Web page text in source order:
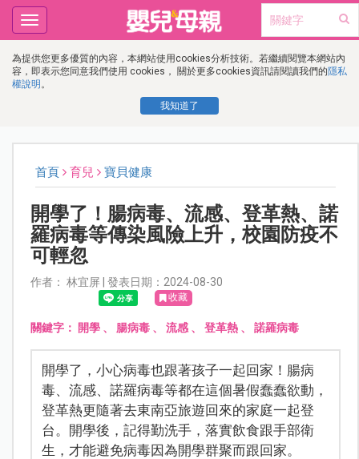
為提供您更多優質的內容，本網站使用cookies分析技術。若繼續閱覽本網站內
容，即表示您同意我們使用 cookies， 關於更多cookies資訊請閱讀我們的隱私
權說明 。
我知道了
Toggle
navigation
首頁 育兒 寶貝健康
開學了！腸病毒、流感、登革熱、諾
羅病毒等傳染風險上升，校園防疫不
可輕忽
作者： 林宜屏 | 發表日期：2024-08-30
收藏
關鍵字： 開學、 腸病毒、 流感、 登革熱、 諾羅病毒
開學了，小心病毒也跟著孩子一起回家！腸病
毒、流感、諾羅病毒等都在這個暑假蠢蠢欲動，
登革熱更隨著去東南亞旅遊回來的家庭一起登
台。開學後，記得勤洗手，落實飲食跟手部衛
生，才能避免病毒因為開學群聚而跟回家。